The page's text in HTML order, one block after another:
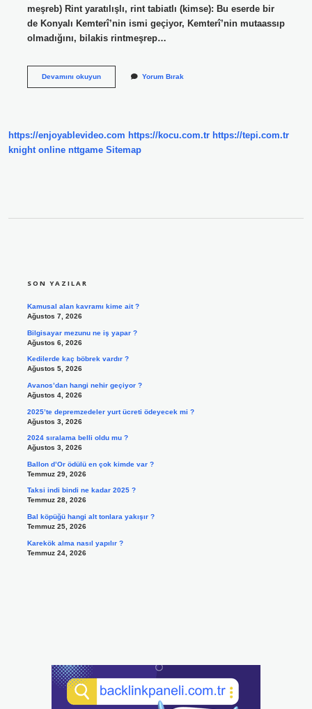
meşreb) Rint yaratılışlı, rint tabiatlı (kimse): Bu eserde bir
de Konyalı Kemterî’nin ismi geçiyor, Kemterî’nin mutaassıp
olmadığını, bilakis rintmeşrep…
Devamını okuyunRind
Yorum Bırak
https://enjoyablevideo.com https://kocu.com.tr https://tepi.com.tr
knight online nttgame Sitemap
SON YAZILAR
Kamusal alan kavramı kime ait ?
Ağustos 7, 2026
Bilgisayar mezunu ne iş yapar ?
Ağustos 6, 2026
Kedilerde kaç böbrek vardır ?
Ağustos 5, 2026
Avanos’dan hangi nehir geçiyor ?
Ağustos 4, 2026
2025’te depremzedeler yurt ücreti ödeyecek mi ?
Ağustos 3, 2026
2024 sıralama belli oldu mu ?
Ağustos 3, 2026
Ballon d’Or ödülü en çok kimde var ?
Temmuz 29, 2026
Taksi indi bindi ne kadar 2025 ?
Temmuz 28, 2026
Bal köpüğü hangi alt tonlara yakışır ?
Temmuz 25, 2026
Karekök alma nasıl yapılır ?
Temmuz 24, 2026